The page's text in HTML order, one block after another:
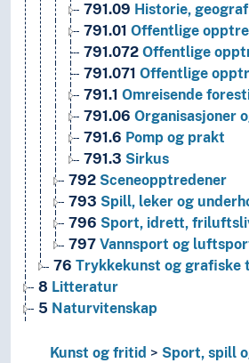
791.09 Historie,
791.01 Offentlige
791.072 Offentlige
791.071 Offentlige
791.1 Omreisende
791.06 Organisasjoner
791.6 Pomp og prakt
791.3 Sirkus
792 Sceneopptredener
793 Spill, leker og
796 Sport, idrett,
797 Vannsport og
76 Trykkekunst og grafiske
8 Litteratur
5 Naturvitenskap
Samfunnsvitenskap
Kunst og fritid
Sport, spill